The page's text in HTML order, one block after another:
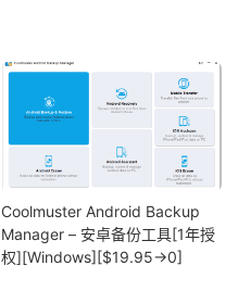
Coolmuster Android Backup
Manager – 安卓备份工具[1年授
权][Windows][$19.95→0]